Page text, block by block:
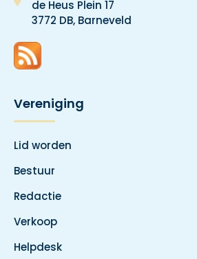
de Heus Plein 17
3772 DB, Barneveld
Vereniging
Lid worden
Bestuur
Redactie
Verkoop
Helpdesk